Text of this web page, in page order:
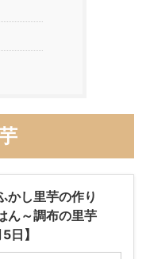
かし里芋の作り
ん～調布の里芋
日】